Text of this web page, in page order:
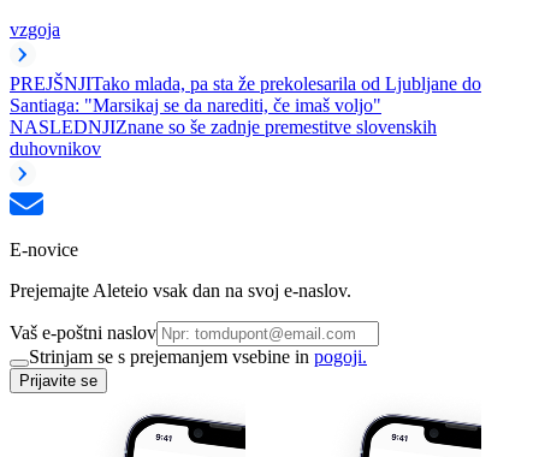
vzgoja
PREJŠNJITako mlada, pa sta že prekolesarila od Ljubljane do
Santiaga: "Marsikaj se da narediti, če imaš voljo"
NASLEDNJIZnane so še zadnje premestitve slovenskih
duhovnikov
E-novice
Prejemajte Aleteio vsak dan na svoj e-naslov.
Vaš e-poštni naslov
Strinjam se s prejemanjem vsebine in pogoji.
Prijavite se